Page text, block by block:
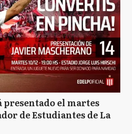
presentado el martes
de Estudiantes de La